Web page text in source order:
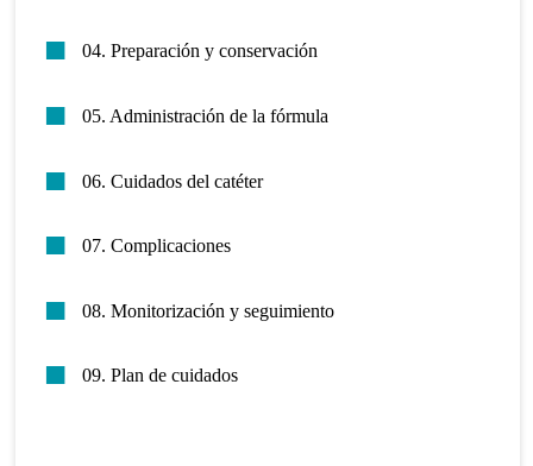
04. Preparación y conservación
05. Administración de la fórmula
06. Cuidados del catéter
07. Complicaciones
08. Monitorización y seguimiento
09. Plan de cuidados